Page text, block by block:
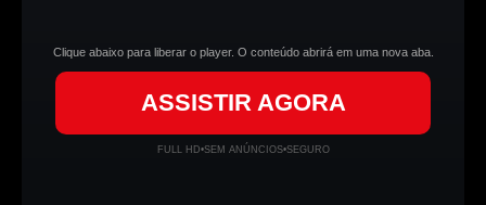
Clique abaixo para liberar o player. O conteúdo abrirá em uma nova aba.
ASSISTIR AGORA
FULL HD•SEM ANÚNCIOS•SEGURO